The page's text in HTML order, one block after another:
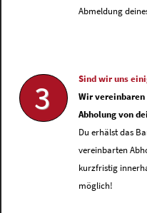
Abmeldung
3
Sind wir uns
Wir
Abholung von
Du erhälst das
vereinbarten
kurzfristig
möglich!